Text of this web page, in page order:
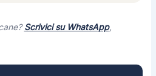
Scrivici su WhatsApp,